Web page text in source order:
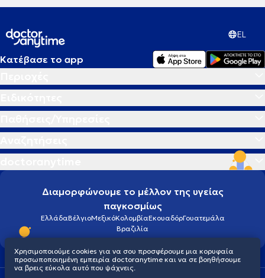
EL
Κατέβασε το app
Διαμορφώνουμε το μέλλον της υγείας
παγκοσμίως
ΕλλάδαΒέλγιοΜεξικόΚολομβίαΕκουαδόρΓουατεμάλα
Βραζιλία
Χρησιμοποιούμε cookies για να σου προσφέρουμε μια κορυφαία
προσωποποιημένη εμπειρία doctoranytime και να σε βοηθήσουμε
να βρεις εύκολα αυτό που ψάχνεις.